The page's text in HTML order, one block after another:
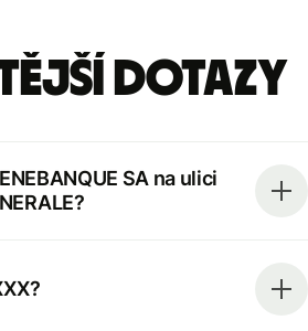
dotazy
SA na ulici